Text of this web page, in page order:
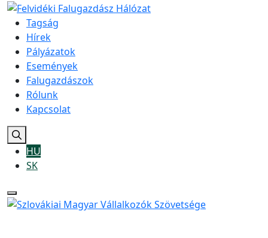
Tagság
Hírek
Pályázatok
Események
Falugazdászok
Rólunk
Kapcsolat
HU
SK